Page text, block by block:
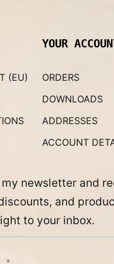
(EU)
YOUR
ORDERS
DOWNLOADS
ADDRESSES
ACCOUNT
newsletter and
and
to your inbox.